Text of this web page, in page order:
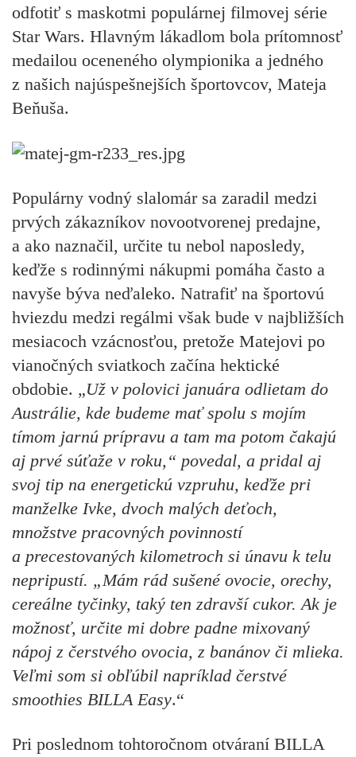
odfotiť s maskotmi populárnej filmovej série
Star Wars. Hlavným lákadlom bola prítomnosť
medailou oceneného olympionika a jedného
z našich najúspešnejších športovcov, Mateja
Beňuša.
Populárny vodný slalomár sa zaradil medzi
prvých zákazníkov novootvorenej predajne,
a ako naznačil, určite tu nebol naposledy,
keďže s rodinnými nákupmi pomáha často a
navyše býva neďaleko. Natrafiť na športovú
hviezdu medzi regálmi však bude v najbližších
mesiacoch vzácnosťou, pretože Matejovi po
vianočných sviatkoch začína hektické
obdobie. „Už v polovici januára odlietam do
Austrálie, kde budeme mať spolu s mojím
tímom jarnú prípravu a tam ma potom čakajú
aj prvé súťaže v roku,“ povedal, a pridal aj
svoj tip na energetickú vzpruhu, keďže pri
manželke Ivke, dvoch malých deťoch,
množstve pracovných povinností
a precestovaných kilometroch si únavu k telu
nepripustí. „Mám rád sušené ovocie, orechy,
cereálne tyčinky, taký ten zdravší cukor. Ak je
možnosť, určite mi dobre padne mixovaný
nápoj z čerstvého ovocia, z banánov či mlieka.
Veľmi som si obľúbil napríklad čerstvé
smoothies BILLA Easy.“
Pri poslednom tohtoročnom otváraní BILLA